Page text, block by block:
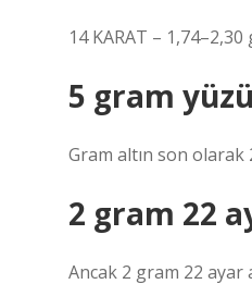
14 KARAT –
5 gram
Gram altın son olarak
2 gram 22
Ancak 2 gram 22 ayar